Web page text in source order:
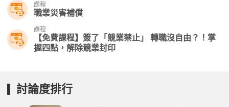
課程
職業災害補償
課程
【免費課程】簽了「競業禁止」 轉職沒自由？！掌
握四點，解除競業封印
討論度排行